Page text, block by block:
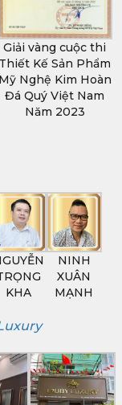
Giải vàng cuộc thi
Thiết Kế Sản Phẩm
Mỹ Nghệ Kim Hoàn
Đá Quý Việt Nam
Năm 2023
KHA
NINH
XUÂN
MẠNH